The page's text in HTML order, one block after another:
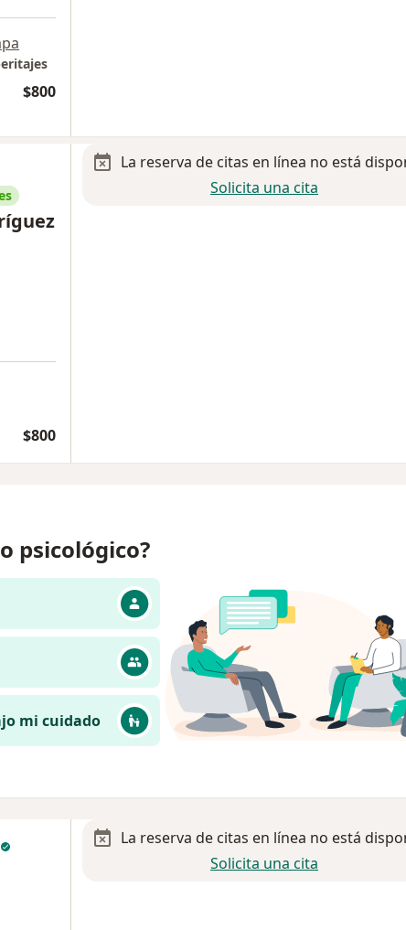
$800
$800
La reserva de citas en línea no está
Solicita una cita
psicológico?
mi cuidado
La reserva de citas en línea no está
Solicita una cita